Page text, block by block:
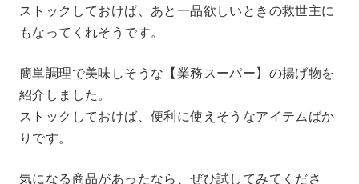
ストックしておけば、あと一品欲しいときの救世主に
もなってくれそうです。
簡単調理で美味しそうな【業務スーパー】の揚げ物を
紹介しました。
ストックしておけば、便利に使えそうなアイテムばか
りです。
気になる商品があったなら、ぜひ試してみてくださ